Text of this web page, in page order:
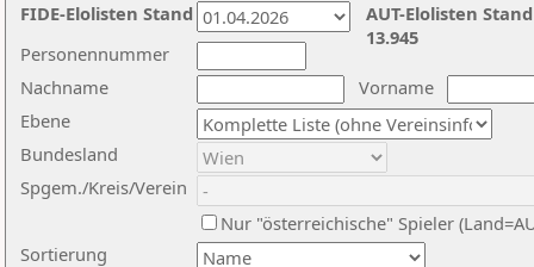
Nachname
Vorname
Ebene
Sortierung
Personennummer
Bundesland
Spgem./Kreis/Verein
Nur "österreichische" Spieler
AUT-Elolisten
13.945
FIDE-Elolisten Stand